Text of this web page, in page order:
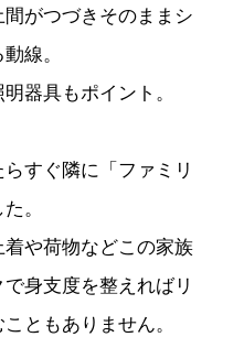
がつづきそのままシ
線。
器具もポイント。
すぐ隣に「ファミリ
。
や荷物などこの家族
身支度を整えればリ
ともありません。